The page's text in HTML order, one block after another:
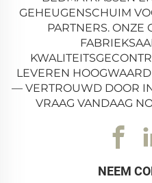
GEHEUGENSCHUIM
PARTNERS. ONZE
LEVEREN
— VERTROUWD DOOR
VRAAG VANDAAG
NEEM